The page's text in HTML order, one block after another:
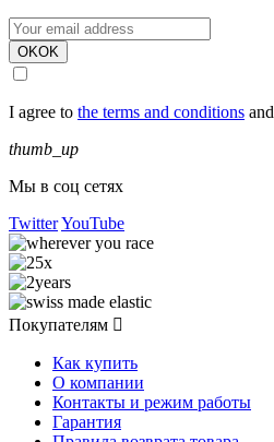
OKOK
I agree to the terms and conditions and
thumb_up
Мы в соц сетях
TwitterYouTube
Покупателям 
Как купить
О компании
Контакты и режим работы
Гарантия